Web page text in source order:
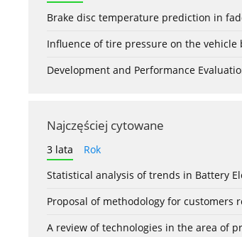
Brake disc temperature prediction in
Influence of tire pressure on the vehicle
Development and Performance
Najczęściej cytowane
3 lata
Rok
Statistical analysis of trends in Battery
Proposal of methodology for
A review of technologies in the area of